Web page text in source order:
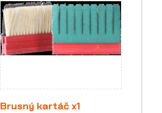
Brusný kartáč x1